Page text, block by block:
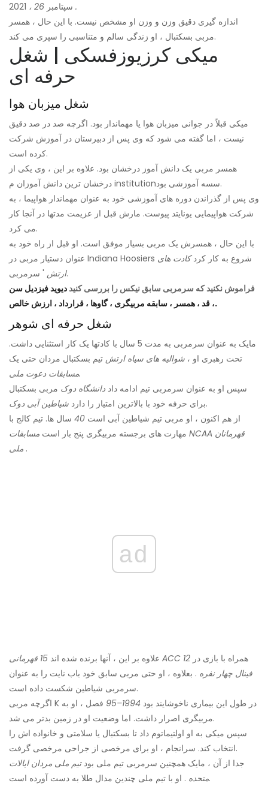
سپتامبر 26 ،
.
اندازه گیری دقیق وزن و وزن او مشخص نیست. با این حال ، همسر
مربی بسکتبال ، او زندگی سالم و متناسبی را سپری می کند.
میکی کرزیوزفسکی | شغل
حرفه ای
شغل میزبان هوا
میکی قبلاً در جوانی میزبان هوا یا مهماندار بود. اگرچه صد در صد دقیق
نیست ، اما گفته می شود که وی پس از دبیرستان در آموزش شرکت
کرده است.
همسر مربی یک دانش آموز درخشان بود. علاوه بر این ، وی یکی از
درخشان ترین دانش آموزان م institutionسسه آموزشی بود.
وی پس از گذراندن دوره های آموزشی خود به عنوان مهماندار هواپیما ، به
شرکت هواپیمایی یونایتد پیوست. مارش قبل از عزیمت مدتها در آنجا کار
می کرد.
با این حال ، همسرش یک مربی بسیار موفق است. او قبل از راه خود به
عنوان دستیار مربی در Indiana Hoosiers شروع به کار کردکادت های
ارتش' سرمربی.
فراموش نکنید که سرمربی سابق نیکس را بررسی کنید دیوید فیزدیل سن
، قد ، همسر ، سابقه مربیگری ، گاوها ، قرارداد ، ارزش خالص.
شغل حرفه ای شوهر
مایک به عنوان سرمربی به مدت 5 سال با کادتها یک کار استثنایی داشت.
تحت رهبری او ، شوالیه های سیاه ارتش تیم بسکتبال مردان حتی یک
مسابقات دعوت ملی.
سپس او به عنوان سرمربی تیم ادامه داد دانشگاه دوک مربی بسکتبال
برای حرفه خود با بالاترین امتیاز را داردشیاطین آبی دوک.
از هم اکنون ، او مربی تیم شیاطین آبی است 40 سال ها. تیم کالج با
مهارت های برجسته مربیگری پنج بار است مسابقات NCAA قهرمانان
ملی .
ad
علاوه بر این ، آنها برنده شده اند 15 قهرمانی ACC همراه با بازی در 12
فینال چهار نفره . بعلاوه ، او حتی مربی سابق خود باب نایت را به عنوان
سرمربی شیاطین شکست داده است.
اگرچه مربی K در طول این بیماری ناخوشایند بود 1994–95
فصل ، او به
مربیگری اصرار داشت. اما وضعیت او در زمین بدتر می شد.
سپس میکی به او اولتیماتوم داد تا بسکتبال یا سلامتی و خانواده اش را
انتخاب کند. سرانجام ، او برای مرخصی از جراحی مرخصی گرفت.
جدا از آن ، مایک همچنین سرمربی تیم ملی بودتیم ملی مردان ایالات
متحده. او با تیم ملی چندین مدال طلا به دست آورده است.